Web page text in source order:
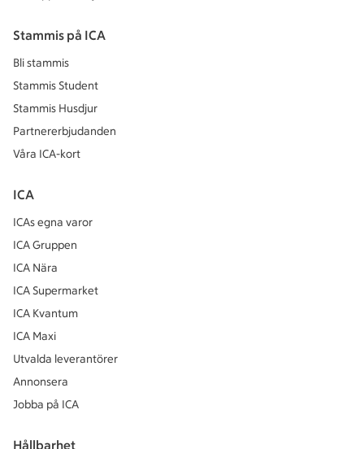
Stammis på ICA
Bli stammis
Stammis Student
Stammis Husdjur
Partnererbjudanden
Våra ICA-kort
ICA
ICAs egna varor
ICA Gruppen
ICA Nära
ICA Supermarket
ICA Kvantum
ICA Maxi
Utvalda leverantörer
Annonsera
Jobba på ICA
Hållbarhet